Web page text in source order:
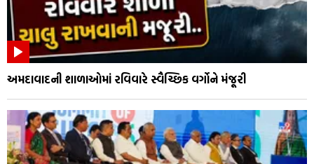
અમદાવાદની શાળાઓમાં રવિવારે સ્વૈચ્છિક વર્ગોને મંજૂરી